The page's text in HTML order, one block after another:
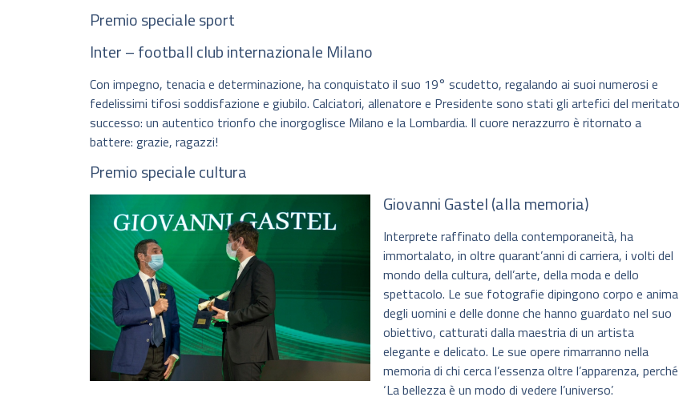
Premio speciale sport
Inter – football club internazionale Milano
Con impegno, tenacia e determinazione, ha conquistato il suo 19° scudetto, regalando ai suoi numerosi e
fedelissimi tifosi soddisfazione e giubilo. Calciatori, allenatore e Presidente sono stati gli artefici del meritato
successo: un autentico trionfo che inorgoglisce Milano e la Lombardia. Il cuore nerazzurro è ritornato a
battere: grazie, ragazzi!
Premio speciale cultura
Giovanni Gastel (alla memoria)
Interprete raffinato della contemporaneità, ha
immortalato, in oltre quarant’anni di carriera, i volti del
mondo della cultura, dell’arte, della moda e dello
spettacolo. Le sue fotografie dipingono corpo e anima
degli uomini e delle donne che hanno guardato nel suo
obiettivo, catturati dalla maestria di un artista
elegante e delicato. Le sue opere rimarranno nella
memoria di chi cerca l’essenza oltre l’apparenza, perché
‘La bellezza è un modo di vedere l’universo’.